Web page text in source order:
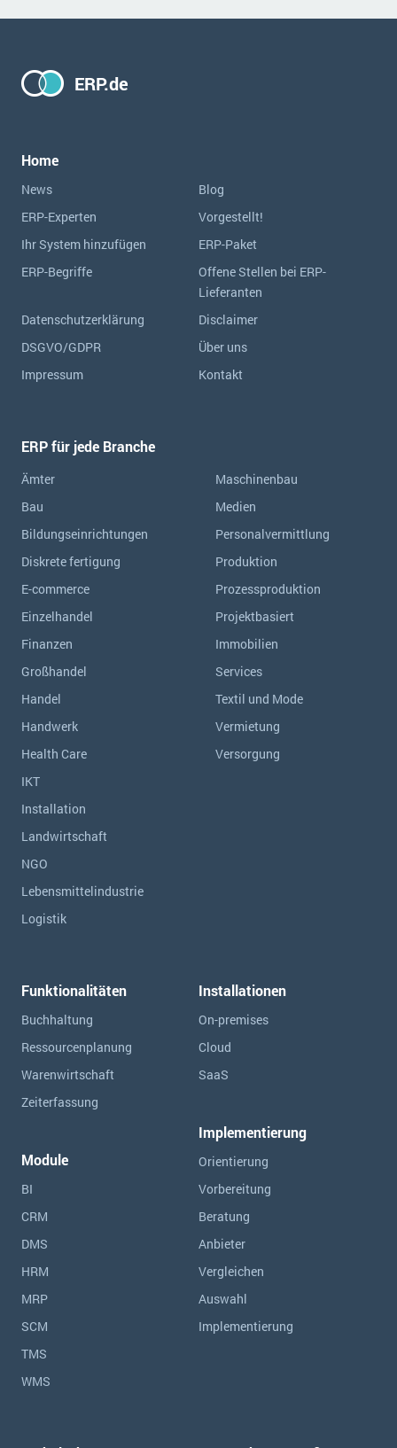
ERP.de
Home
News
Blog
ERP-Experten
Vorgestellt!
Ihr System hinzufügen
ERP-Paket
ERP-Begriffe
Offene Stellen bei ERP-
Lieferanten
Datenschutzerklärung
Disclaimer
DSGVO/GDPR
Über uns
Impressum
Kontakt
ERP für jede Branche
Ämter
Bau
Bildungseinrichtungen
Diskrete fertigung
E-commerce
Einzelhandel
Finanzen
Großhandel
Handel
Handwerk
Health Care
IKT
Installation
Landwirtschaft
NGO
Lebensmittelindustrie
Logistik
Maschinenbau
Medien
Personalvermittlung
Produktion
Prozessproduktion
Projektbasiert
Immobilien
Services
Textil und Mode
Vermietung
Versorgung
Funktionalitäten
Buchhaltung
Ressourcen­planung
Warenwirtschaft
Zeiterfassung
Module
BI
CRM
DMS
HRM
MRP
SCM
TMS
WMS
Installationen
On-premises
Cloud
SaaS
Implementierung
Orientierung
Vorbereitung
Beratung
Anbieter
Vergleichen
Auswahl
Implementierung